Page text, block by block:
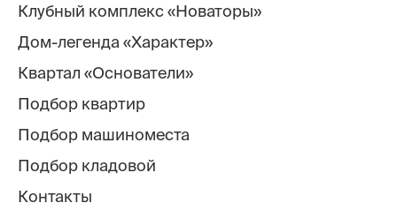
Клубный комплекс «Новаторы»
Дом-легенда «Характер»
Квартал «Основатели»
Подбор квартир
Подбор машиноместа
Подбор кладовой
Контакты